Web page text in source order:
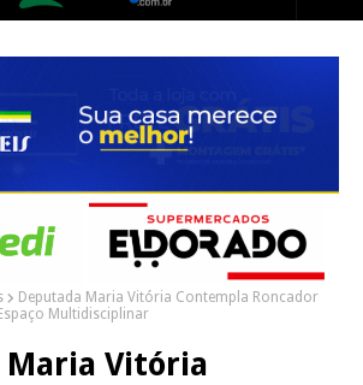
Deputada Maria Vitória Contempla Roncador
Multidisciplinar
Maria Vitória